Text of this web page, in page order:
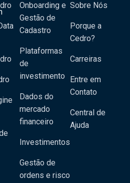
Onboarding e
Gestão de
Cadastro
Plataformas
de
investimento
Dados do
mercado
financeiro
Investimentos
Gestão de
ordens e risco
Sobre Nós
Porque a
Cedro?
Carreiras
Entre em
Contato
Central de
Ajuda